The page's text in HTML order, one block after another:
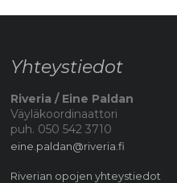
Yhteystiedot
Riveria / Eine Paldan
Väyläkoordinaattori
puh. 050 542 3710
eine.paldan@riveria.fi
Riverian opojen yhteystiedot